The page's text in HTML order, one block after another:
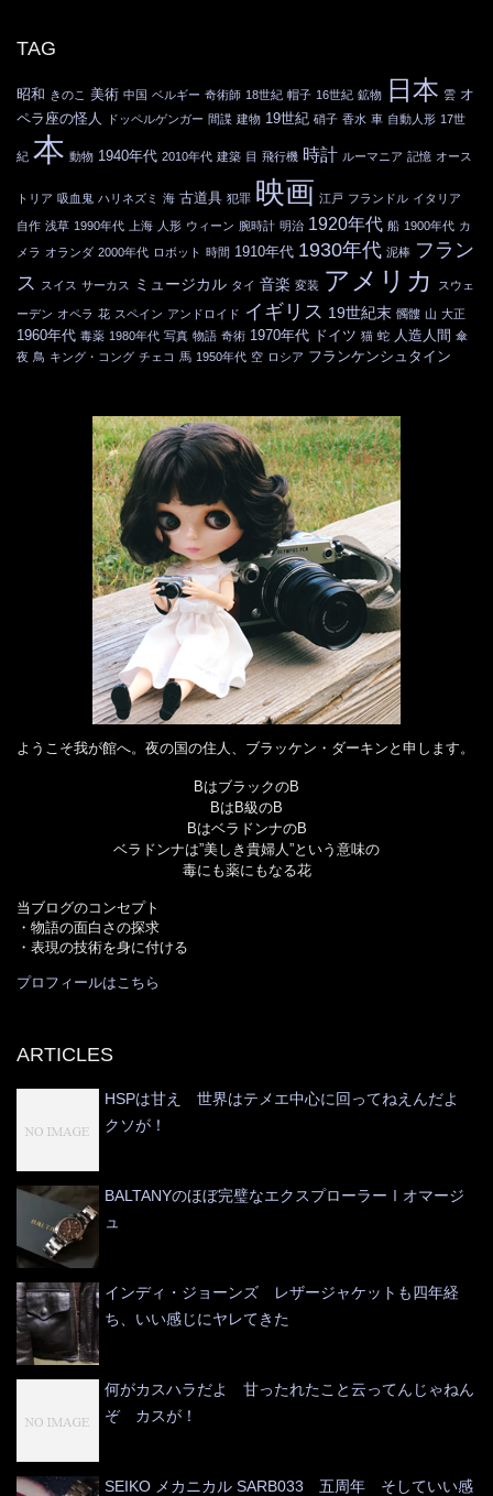
TAG
昭和 きのこ 美術 中国 ベルギー 奇術師 18世紀 帽子 16世紀 鉱物 日本 雲 オ
ペラ座の怪人
ドッペルゲンガー 間諜 建物 19世紀 硝子 香水 車 自動人形 17世
紀 本 動物 1940年代 2010年代 建築 目 飛行機 時計 ルーマニア 記憶 オース
トリア 吸血鬼 ハリネズミ 海 古道具 犯罪 映画 江戸 フランドル イタリア
自作 浅草 1990年代 上海 人形 ウィーン 腕時計 明治 1920年代 船 1900年代 カ
メラ オランダ 2000年代 ロボット 時間 1910年代 1930年代 泥棒 フラン
ス
スイス サーカス ミュージカル タイ 音楽 変装 アメリカ スウェ
ーデン オペラ 花 スペイン アンドロイド イギリス 19世紀末 髑髏 山 大正
1960年代 毒薬 1980年代 写真 物語 奇術 1970年代 ドイツ 猫 蛇 人造人間 傘
夜 鳥 キング・コング チェコ 馬 1950年代 空 ロシア フランケンシュタイン
ようこそ我が館へ。夜の国の住人、ブラッケン・ダーキンと申します。
BはブラックのB
BはB級のB
BはベラドンナのB
ベラドンナは”美しき貴婦人”という意味の
毒にも薬にもなる花
当ブログのコンセプト
・物語の面白さの探求
・表現の技術を身に付ける
プロフィールはこちら
ARTICLES
HSPは甘え 世界はテメエ中心に回ってねえんだよ
クソが！
BALTANYのほぼ完璧なエクスプローラーⅠオマージ
ュ
インディ・ジョーンズ レザージャケットも四年経
ち、いい感じにヤレてきた
何がカスハラだよ 甘ったれたこと云ってんじゃねん
ぞ カスが！
SEIKO メカニカル SARB033 五周年 そしていい感